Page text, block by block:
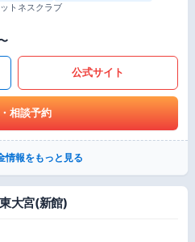
トネスクラブ
公式サイト
相談予約
情報をもっと見る
大宮(新館)